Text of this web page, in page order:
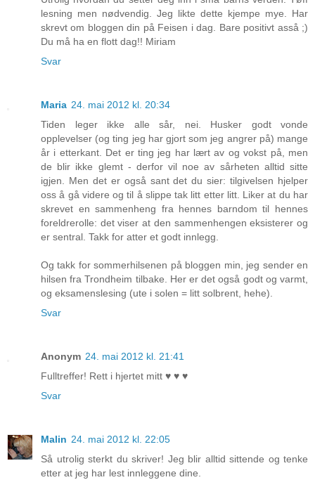
lesning men nødvendig. Jeg likte dette kjempe mye. Har
skrevt om bloggen din på Feisen i dag. Bare positivt asså ;)
Du må ha en flott dag!! Miriam
Svar
Maria 24. mai 2012 kl. 20:34
Tiden leger ikke alle sår, nei. Husker godt vonde
opplevelser (og ting jeg har gjort som jeg angrer på) mange
år i etterkant. Det er ting jeg har lært av og vokst på, men
de blir ikke glemt - derfor vil noe av sårheten alltid sitte
igjen. Men det er også sant det du sier: tilgivelsen hjelper
oss å gå videre og til å slippe tak litt etter litt. Liker at du har
skrevet en sammenheng fra hennes barndom til hennes
foreldrerolle: det viser at den sammenhengen eksisterer og
er sentral. Takk for atter et godt innlegg.
Og takk for sommerhilsenen på bloggen min, jeg sender en
hilsen fra Trondheim tilbake. Her er det også godt og varmt,
og eksamenslesing (ute i solen = litt solbrent, hehe).
Svar
Anonym 24. mai 2012 kl. 21:41
Fulltreffer! Rett i hjertet mitt ♥ ♥ ♥
Svar
Malin 24. mai 2012 kl. 22:05
Så utrolig sterkt du skriver! Jeg blir alltid sittende og tenke
etter at jeg har lest innleggene dine.